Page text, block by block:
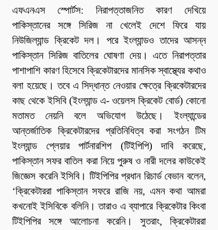
এফএনএস স্পোর্টস: নিরাপত্তাজনিত কারণ দেখিয়ে
পাকিস্তানের সঙ্গে সিরিজ না খেলেই দেশে ফিরে যায়
নিউজিল্যান্ড ক্রিকেট দল। পরে ইংল্যান্ডও তাদের আসন্ন
পাকিস্তান সিরিজ বাতিলের ঘোষণা দেয়। এতে নিরাপত্তার
পাশাপাশি কারণ হিসেবে ক্রিকেটারদের মানসিক স্বাস্থ্যের কথাও
বলা হয়েছে। তবে এ সিদ্ধান্ত নেওয়ার ক্ষেত্রে ক্রিকেটারদের
কাছ থেকে ইসিবি (ইংল্যান্ড এ- ওয়েলস ক্রিকেট বোর্ড) কোনো
মতামত নেয়নি বলে অভিযোগ উঠেছে। ইংল্যান্ডের
আন্তর্জাতিক ক্রিকেটারদের প্রতিনিধিত্ব করা সংগঠন টিম
ইংল্যান্ড প্লেয়ার পার্টনারশিপ (টিইপিপি) দাবি করেছে,
পাকিস্তান সফর বাতিল করা নিয়ে পুরুষ ও নারী দলের কাউকেই
জিজ্ঞেস করেনি ইসিবি। টিইপিপির প্রধান রিচার্ড বেভান বলেন,
‘ক্রিকেটাররা পাকিস্তান সফরে রাজি নয়, এমন কথা আমরা
কখনোই ইসিবিকে বলিনি। তারাও এ ব্যাপারে ক্রিকেটার কিংবা
টিইপিপির সঙ্গে আলোচনা করেনি। সুতরাং, ক্রিকেটাররা